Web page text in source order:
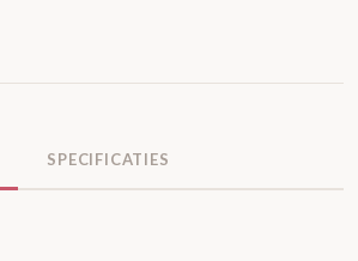
SPECIFICATIES